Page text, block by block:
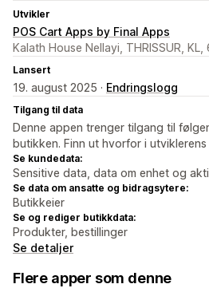
Utvikler
POS Cart Apps by Final Apps
Kalath House Nellayi, THRISSUR,
Lansert
19. august 2025 · Endringslogg
Tilgang til data
Denne appen trenger tilgang til
butikken. Finn ut hvorfor i utviklerens
Se kundedata:
Sensitive data, data om enhet og
Se data om ansatte og bidragsytere:
Butikkeier
Se og rediger butikkdata:
Produkter, bestillinger
Se detaljer
Flere apper som denne